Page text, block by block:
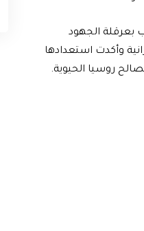
بعرقلة الجهود
وأكدت استعدادها
روسيا الحيوية.